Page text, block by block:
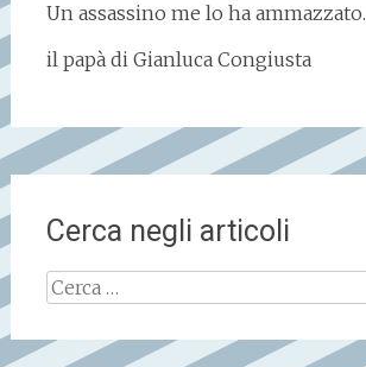
Un assassino me lo ha ammazzato.
il papà di Gianluca Congiusta
Cerca negli articoli
Ricerca